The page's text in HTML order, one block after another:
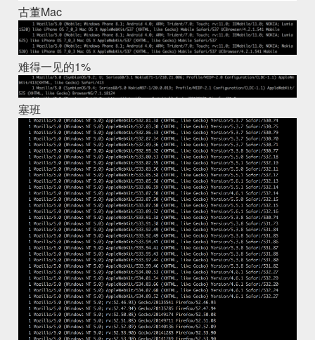
古董Mac
难得一见的1%
塞班